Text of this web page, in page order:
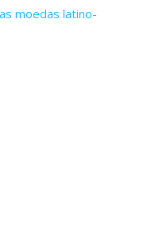
moedas latino-